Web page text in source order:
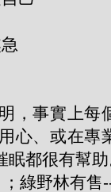
，事實上每
心、或在專
眠都很有幫
綠野林有售